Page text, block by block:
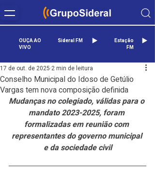
OUÇA AO
VIVO
Sideral FM
Estação
FM
Conselho Municipal do Idoso de Getúlio
Vargas tem nova composição definida
17 de out. de 2025 2 min de leitura
Mudanças no colegiado, válidas para o
mandato 2023-2025, foram
formalizadas em reunião com
representantes do governo municipal
e da sociedade civil